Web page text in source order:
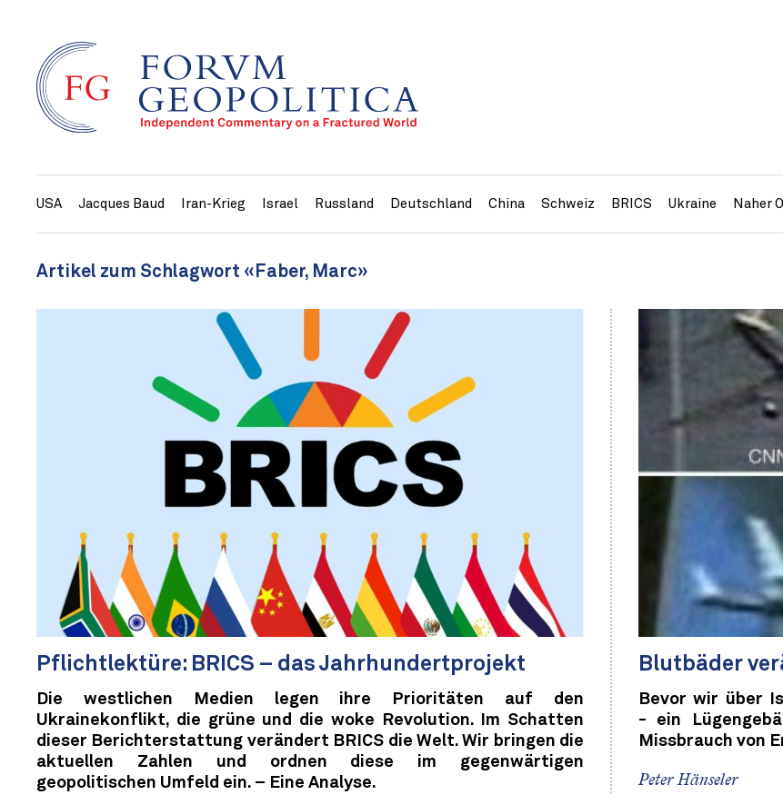
USA Jacques Baud Iran-Krieg Israel Russland Deutschland China Schweiz BRICS Ukraine Naher
Artikel zum Schlagwort «Faber, Marc»
Pflichtlektüre: BRICS – das Jahrhundertprojekt
Die westlichen Medien legen ihre Prioritäten auf den
Ukrainekonflikt, die grüne und die woke Revolution. Im Schatten
dieser Berichterstattung verändert BRICS die Welt. Wir bringen die
aktuellen Zahlen und ordnen diese im gegenwärtigen
geopolitischen Umfeld ein. – Eine Analyse.
Blutbäder
Bevor wir über
- ein
Missbrauch von
Peter Hänseler